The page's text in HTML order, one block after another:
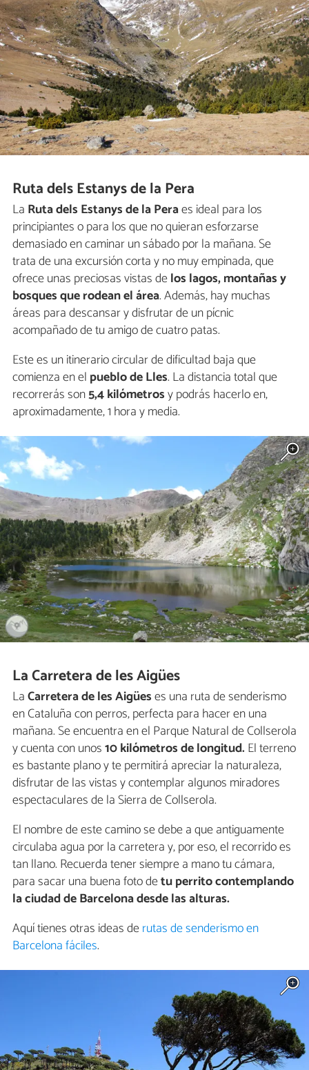
Ruta dels Estanys de la Pera
La Ruta dels Estanys de la Peraes ideal para los
principiantes o para los que no quieran esforzarse
demasiado en caminar un sábado por la mañana. Se
trata de una excursión corta y no muy empinada, que
ofrece unas preciosas vistas delos lagos, montañas y
bosques que rodean el área. Además, hay muchas
áreas para descansar y disfrutar de un pícnic
acompañado de tu amigo de cuatro patas.
Este es un itinerario circular de dificultad baja que
comienza en el pueblo de Lles. La distancia total que
recorrerás son5,4 kilómetrosy podrás hacerlo en,
aproximadamente, 1 hora y media.
La Carretera de les Aigües
LaCarretera de les Aigüeses una ruta de senderismo
en Cataluña con perros, perfecta para hacer en una
mañana. Se encuentra en el Parque Natural de Collserola
y cuenta con unos10 kilómetros de longitud.El terreno
es bastante plano y te permitirá apreciar la naturaleza,
disfrutar de las vistas y contemplar algunos miradores
espectaculares de la Sierra de Collserola.
El nombre de este camino se debe a que antiguamente
circulaba agua por la carretera y, por eso, el recorrido es
tan llano. Recuerda tener siempre a mano tu cámara,
para sacar una buena foto detu perrito contemplando
la ciudad de Barcelona desde las alturas.
Aquí tienes otras ideas derutas de senderismo en
Barcelona fáciles.